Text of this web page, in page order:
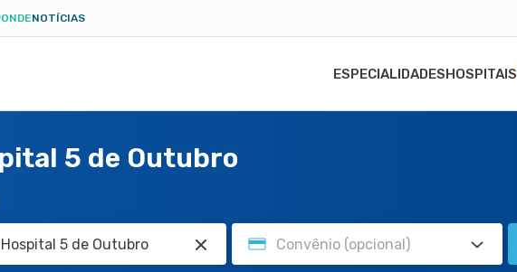
NOTÍCIAS
ESPECIALIDADESHOSPITAIS
5 de Outubro